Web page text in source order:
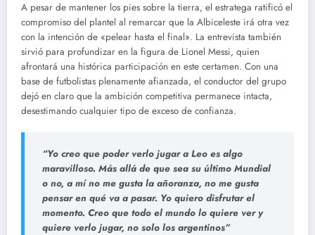
A pesar de mantener los pies sobre la tierra, el estratega ratificó el
compromiso del plantel al remarcar que la Albiceleste irá otra vez
con la intención de «pelear hasta el final». La entrevista también
sirvió para profundizar en la figura de Lionel Messi, quien
afrontará una histórica participación en este certamen. Con una
base de futbolistas plenamente afianzada, el conductor del grupo
dejó en claro que la ambición competitiva permanece intacta,
desestimando cualquier tipo de exceso de confianza.
“Yo creo que poder verlo jugar a Leo es algo
maravilloso. Más allá de que sea su último Mundial
o no, a mí no me gusta la añoranza, no me gusta
pensar en qué va a pasar. Yo quiero disfrutar el
momento. Creo que todo el mundo lo quiere ver y
quiere verlo jugar, no solo los argentinos”